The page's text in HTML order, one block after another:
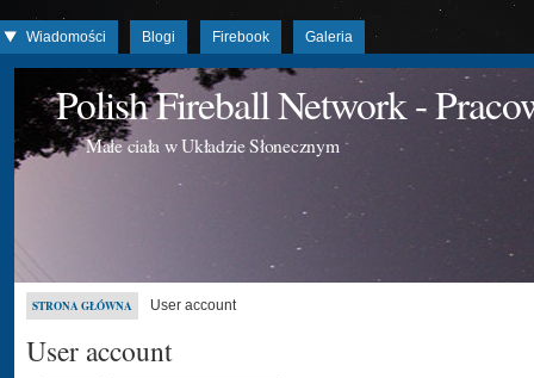
Wiadomości Blogi Firebook Galeria
Polish Fireball Network -
Małe ciała w Układzie Słonecznym
STRONA GŁÓWNA User account
User account